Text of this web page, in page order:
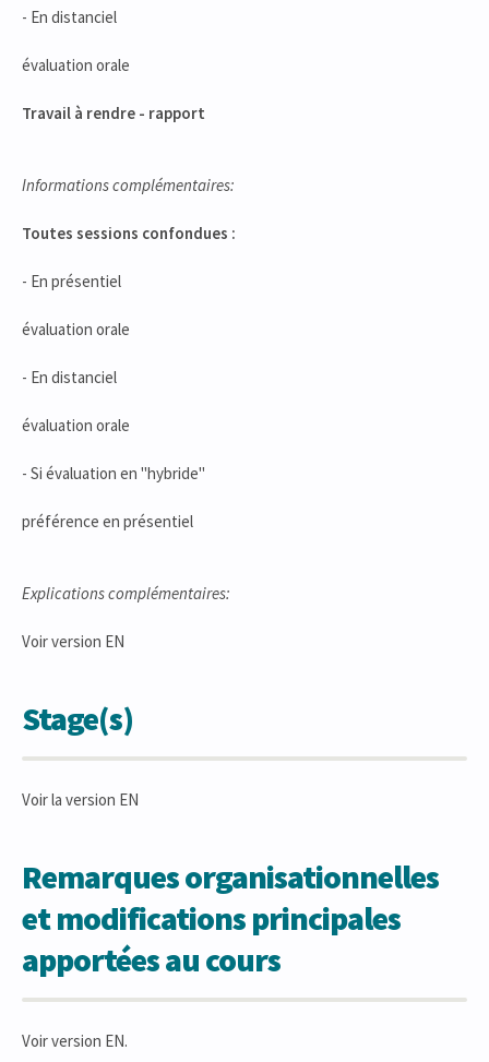
- En distanciel
évaluation orale
Travail à rendre - rapport
Informations complémentaires:
Toutes sessions confondues :
- En présentiel
évaluation orale
- En distanciel
évaluation orale
- Si évaluation en "hybride"
préférence en présentiel
Explications complémentaires:
Voir version EN
Stage(s)
Voir la version EN
Remarques organisationnelles
et modifications principales
apportées au cours
Voir version EN.